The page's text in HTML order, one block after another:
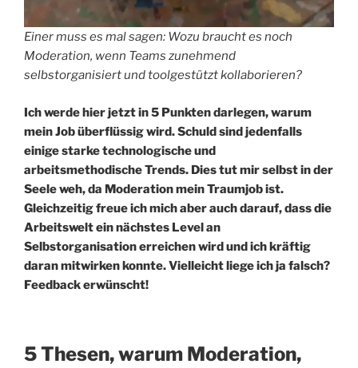
Einer muss es mal sagen: Wozu braucht es noch
Moderation, wenn Teams zunehmend
selbstorganisiert und toolgestützt kollaborieren?
Ich werde hier jetzt in 5 Punkten darlegen, warum
mein Job überflüssig wird.Schuld sind jedenfalls
einige starke technologische und
arbeitsmethodische Trends. Dies tut mir selbst in der
Seele weh, da Moderation mein Traumjob ist.
Gleichzeitig freue ich mich aber auch darauf, dass die
Arbeitswelt ein nächstes Level an
Selbstorganisation erreichen wird und ich kräftig
daran mitwirken konnte. Vielleicht liege ich ja falsch?
Feedback erwünscht!
5 Thesen, warum Moderation,